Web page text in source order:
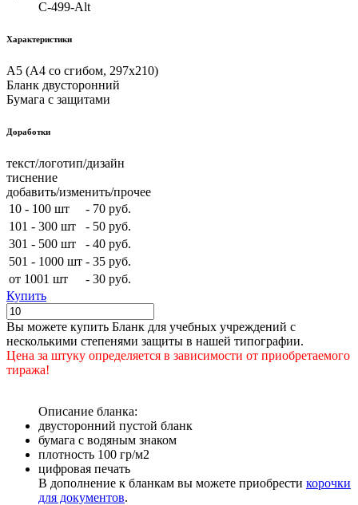
С-499-Alt
Характеристики
А5 (А4 со сгибом, 297х210)
Бланк двусторонний
Бумага с защитами
Доработки
текст/логотип/дизайн
тиснение
добавить/изменить/прочее
10 - 100 шт
- 70 руб.
101 - 300 шт
- 50 руб.
301 - 500 шт
- 40 руб.
501 - 1000 шт - 35 руб.
от 1001 шт
- 30 руб.
Купить
Вы можете купить Бланк для учебных учреждений с
несколькими степенями защиты в нашей типографии.
Цена за штуку определяется в зависимости от приобретаемого
тиража!
Описание бланка:
двусторонний пустой бланк
бумага с водяным знаком
плотность 100 гр/м2
цифровая печать
В дополнение к бланкам вы можете приобрести корочки
для документов.